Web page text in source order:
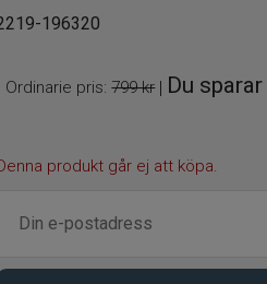
196320
Ordinarie pris: 799 kr| Du sparar
produkt går ej att köpa.